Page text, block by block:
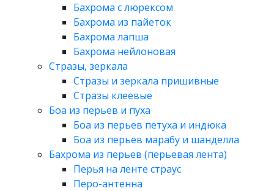
Бахрома с люрексом
Бахрома из пайеток
Бахрома лапша
Бахрома нейлоновая
Стразы, зеркала
Стразы и зеркала пришивные
Стразы клеевые
Боа из перьев и пуха
Боа из перьев петуха и индюка
Боа из перьев марабу и шанделла
Бахрома из перьев (перьевая лента)
Перья на ленте страус
Перо-антенна